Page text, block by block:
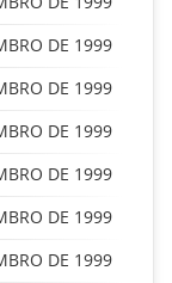
DE 1999
DE 1999
DE 1999
DE 1999
DE 1999
DE 1999